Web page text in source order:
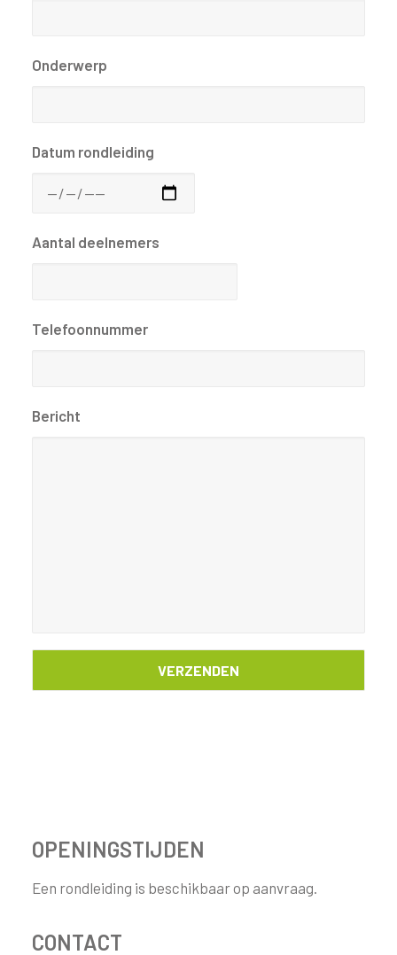
Onderwerp
Datum rondleiding
Aantal deelnemers
Telefoonnummer
Bericht
OPENINGSTIJDEN
Een rondleiding is beschikbaar op aanvraag.
CONTACT